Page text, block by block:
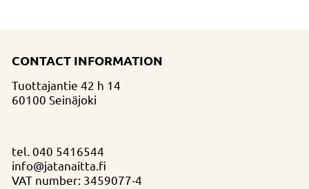
CONTACT INFORMATION
Tuottajantie 42 h 14
60100 Seinäjoki
tel. 040 5416544
info@jatanaitta.fi
VAT number: 3459077-4